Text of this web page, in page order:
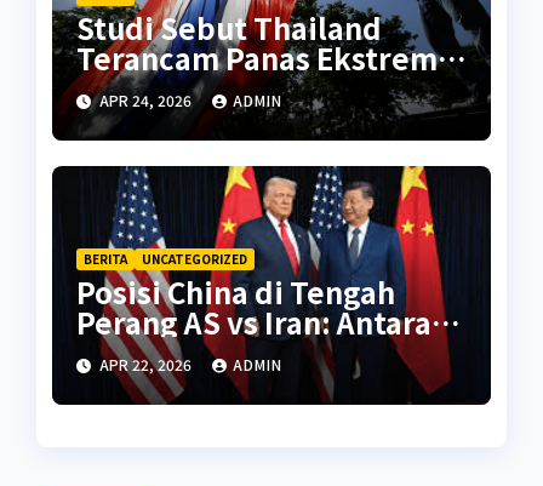
Studi Sebut Thailand
Terancam Panas Ekstrem
Setara Sahara Tahun 2070
APR 24, 2026 ADMIN
BERITA UNCATEGORIZED
Posisi China di Tengah
Perang AS vs Iran: Antara
Kepentingan Energi dan
Diplomasi Global
APR 22, 2026 ADMIN